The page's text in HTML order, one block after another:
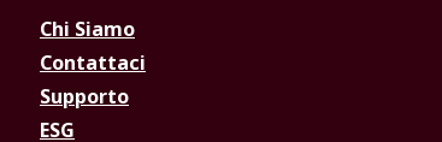
Chi Siamo
Contattaci
Supporto
ESG